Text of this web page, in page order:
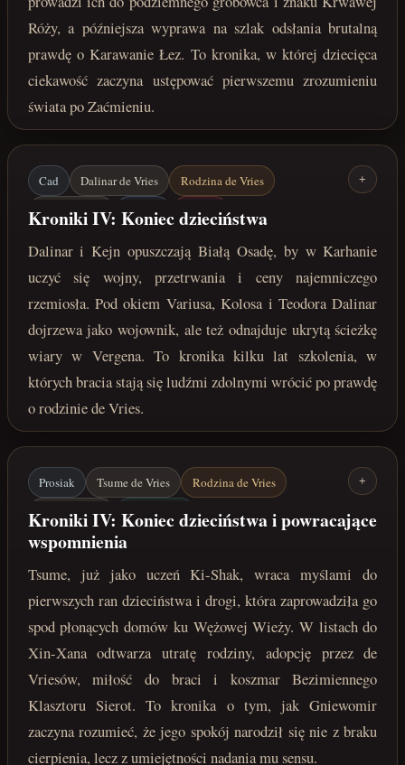
Róży, a późniejsza wyprawa na szlak odsłania brutalną
prawdę o Karawanie Łez. To kronika, w której dziecięca
ciekawość zaczyna ustępować pierwszemu zrozumieniu
świata po Zaćmieniu.
Cad Dalinar de Vries
Rodzina de Vries
Kejn de Vries
Karhan
Vergen
Szkolenie wojskowe
Varius Kolos
Teodor
lata 215-222 po Zaćmieniu
+
Kroniki IV: Koniec dzieciństwa
Dalinar i Kejn opuszczają Białą Osadę, by w Karhanie
uczyć się wojny, przetrwania i ceny najemniczego
rzemiosła. Pod okiem Variusa, Kolosa i Teodora Dalinar
dojrzewa jako wojownik, ale też odnajduje ukrytą ścieżkę
wiary w Vergena. To kronika kilku lat szkolenia, w
których bracia stają się ludźmi zdolnymi wrócić po prawdę
o rodzinie de Vries.
Prosiak Tsume de Vries
Rodzina de Vries
Vernir / Ragn
Biała Osada
Bezimienny Klasztor Sierot
luty/marzec 222 roku po Zaćmieniu
+
Kroniki IV: Koniec dzieciństwa i powracające
wspomnienia
Tsume, już jako uczeń Ki-Shak, wraca myślami do
pierwszych ran dzieciństwa i drogi, która zaprowadziła go
spod płonących domów ku Wężowej Wieży. W listach do
Xin-Xana odtwarza utratę rodziny, adopcję przez de
Vriesów, miłość do braci i koszmar Bezimiennego
Klasztoru Sierot. To kronika o tym, jak Gniewomir
zaczyna rozumieć, że jego spokój narodził się nie z braku
cierpienia, lecz z umiejętności nadania mu sensu.